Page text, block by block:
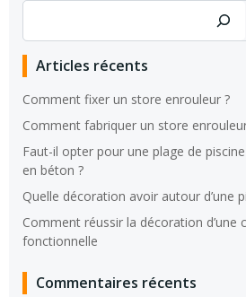
Articles récents
Comment fixer un store enrouleur ?
Comment fabriquer un store
Faut-il opter pour une plage de
en béton ?
Quelle décoration avoir autour d’une
Comment réussir la décoration d’une
fonctionnelle
Commentaires récents